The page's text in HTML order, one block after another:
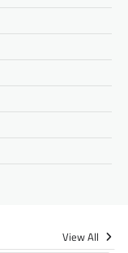
View All
Reddit
X
लकड़वास, सांसद
की समस्याएं